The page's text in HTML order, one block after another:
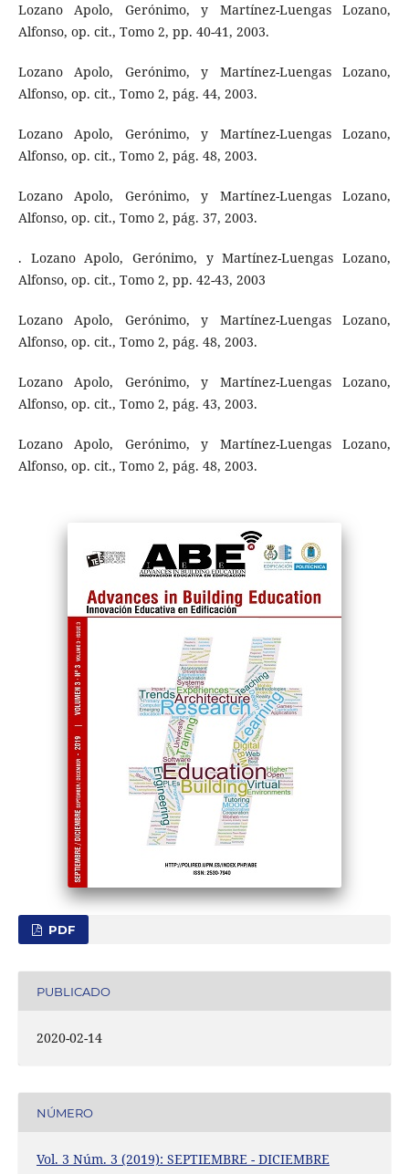
Lozano Apolo, Gerónimo, y Martínez-Luengas Lozano,
Alfonso, op. cit., Tomo 2, pp. 40-41, 2003.
Lozano Apolo, Gerónimo, y Martínez-Luengas Lozano,
Alfonso, op. cit., Tomo 2, pág. 44, 2003.
Lozano Apolo, Gerónimo, y Martínez-Luengas Lozano,
Alfonso, op. cit., Tomo 2, pág. 48, 2003.
Lozano Apolo, Gerónimo, y Martínez-Luengas Lozano,
Alfonso, op. cit., Tomo 2, pág. 37, 2003.
. Lozano Apolo, Gerónimo, y Martínez-Luengas Lozano,
Alfonso, op. cit., Tomo 2, pp. 42-43, 2003
Lozano Apolo, Gerónimo, y Martínez-Luengas Lozano,
Alfonso, op. cit., Tomo 2, pág. 48, 2003.
Lozano Apolo, Gerónimo, y Martínez-Luengas Lozano,
Alfonso, op. cit., Tomo 2, pág. 43, 2003.
Lozano Apolo, Gerónimo, y Martínez-Luengas Lozano,
Alfonso, op. cit., Tomo 2, pág. 48, 2003.
PDF
PUBLICADO
2020-02-14
NÚMERO
Vol. 3 Núm. 3 (2019): SEPTIEMBRE - DICIEMBRE